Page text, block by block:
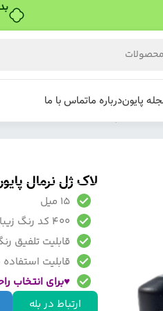
پایوندرباره ماتماس با ما
لاک ژل نرمال پایون
15 میل
400 کد رنگ زیبا
قابلیت تلفیق
قابلیت
♥برای انتخاب
ارتباط در بله